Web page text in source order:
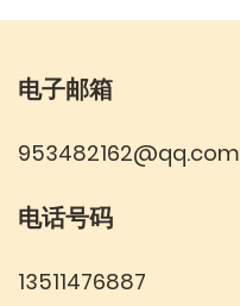
电子邮箱
953482162@qq.com
电话号码
13511476887